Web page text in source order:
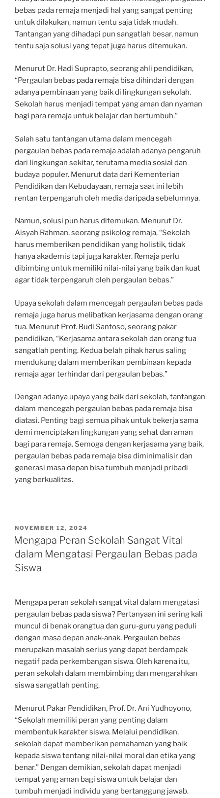
bebas pada remaja menjadi hal yang sangat penting
untuk dilakukan, namun tentu saja tidak mudah.
Tantangan yang dihadapi pun sangatlah besar, namun
tentu saja solusi yang tepat juga harus ditemukan.
Menurut Dr. Hadi Suprapto, seorang ahli pendidikan,
“Pergaulan bebas pada remaja bisa dihindari dengan
adanya pembinaan yang baik di lingkungan sekolah.
Sekolah harus menjadi tempat yang aman dan nyaman
bagi para remaja untuk belajar dan bertumbuh.”
Salah satu tantangan utama dalam mencegah
pergaulan bebas pada remaja adalah adanya pengaruh
dari lingkungan sekitar, terutama media sosial dan
budaya populer. Menurut data dari Kementerian
Pendidikan dan Kebudayaan, remaja saat ini lebih
rentan terpengaruh oleh media daripada sebelumnya.
Namun, solusi pun harus ditemukan. Menurut Dr.
Aisyah Rahman, seorang psikolog remaja, “Sekolah
harus memberikan pendidikan yang holistik, tidak
hanya akademis tapi juga karakter. Remaja perlu
dibimbing untuk memiliki nilai-nilai yang baik dan kuat
agar tidak terpengaruh oleh pergaulan bebas.”
Upaya sekolah dalam mencegah pergaulan bebas pada
remaja juga harus melibatkan kerjasama dengan orang
tua. Menurut Prof. Budi Santoso, seorang pakar
pendidikan, “Kerjasama antara sekolah dan orang tua
sangatlah penting. Kedua belah pihak harus saling
mendukung dalam memberikan pembinaan kepada
remaja agar terhindar dari pergaulan bebas.”
Dengan adanya upaya yang baik dari sekolah, tantangan
dalam mencegah pergaulan bebas pada remaja bisa
diatasi. Penting bagi semua pihak untuk bekerja sama
demi menciptakan lingkungan yang sehat dan aman
bagi para remaja. Semoga dengan kerjasama yang baik,
pergaulan bebas pada remaja bisa diminimalisir dan
generasi masa depan bisa tumbuh menjadi pribadi
yang berkualitas.
POSTED
ON
NOVEMBER 12, 2024
Mengapa Peran Sekolah Sangat Vital
dalam Mengatasi Pergaulan Bebas pada
Siswa
Mengapa peran sekolah sangat vital dalam mengatasi
pergaulan bebas pada siswa? Pertanyaan ini sering kali
muncul di benak orangtua dan guru-guru yang peduli
dengan masa depan anak-anak. Pergaulan bebas
merupakan masalah serius yang dapat berdampak
negatif pada perkembangan siswa. Oleh karena itu,
peran sekolah dalam membimbing dan mengarahkan
siswa sangatlah penting.
Menurut Pakar Pendidikan, Prof. Dr. Ani Yudhoyono,
“Sekolah memiliki peran yang penting dalam
membentuk karakter siswa. Melalui pendidikan,
sekolah dapat memberikan pemahaman yang baik
kepada siswa tentang nilai-nilai moral dan etika yang
benar.” Dengan demikian, sekolah dapat menjadi
tempat yang aman bagi siswa untuk belajar dan
tumbuh menjadi individu yang bertanggung jawab.